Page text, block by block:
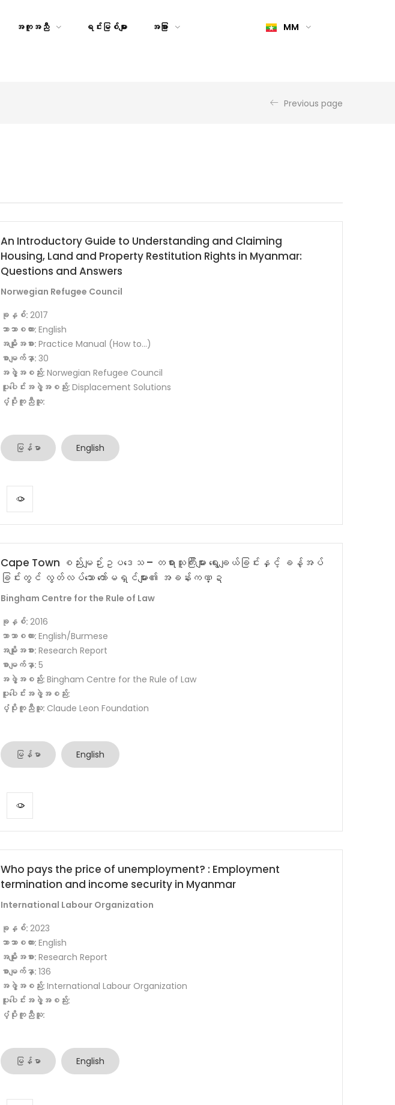
အကူအညီ ရင်းမြစ်များ အခြား MM
Previous page
An Introductory Guide to Understanding and Claiming
Housing, Land and Property Restitution Rights in Myanmar:
Questions and Answers
Norwegian Refugee Council
ခုနှစ်:2017
ဘာသာစကား:English
အမျိုးအစား:Practice Manual (How to…)
စာမျက်နှာ:30
အဖွဲ့အစည်း:Norwegian Refugee Council
ပူးပေါင်းအဖွဲ့အစည်း:Displacement Solutions
ပံ့ပိုးကူညီသူ:
မြန်မာ English
Cape Town စည်းမျဉ်းဥပဒေသ – တရားသူကြီးများ ရွေးချယ်ခြင်းနှင့် ခန့်အပ်
ခြင်းတွင် လွတ်လပ်သော ကော်မရှင်များ၏ အခန်းကဏ္ဍ
Bingham Centre for the Rule of Law
ခုနှစ်:2016
ဘာသာစကား:English/Burmese
အမျိုးအစား:Research Report
စာမျက်နှာ:5
အဖွဲ့အစည်း:Bingham Centre for the Rule of Law
ပူးပေါင်းအဖွဲ့အစည်း:
ပံ့ပိုးကူညီသူ: Claude Leon Foundation
မြန်မာ English
Who pays the price of unemployment? : Employment
termination and income security in Myanmar
International Labour Organization
ခုနှစ်:2023
ဘာသာစကား:English
အမျိုးအစား:Research Report
စာမျက်နှာ:136
အဖွဲ့အစည်း:International Labour Organization
ပူးပေါင်းအဖွဲ့အစည်း:
ပံ့ပိုးကူညီသူ:
မြန်မာ English